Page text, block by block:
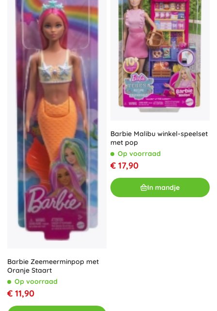
Barbie Zeemeerminpop met
Oranje Staart
Op voorraad
€ 11,90
Barbie Malibu winkel-speelset
met pop
Op voorraad
€ 17,90
In mandje